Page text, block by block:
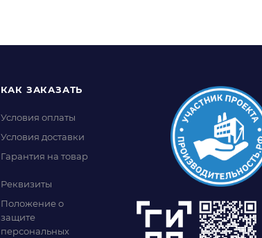
КАК ЗАКАЗАТЬ
Условия оплаты
Условия доставки
Гарантия на товар
Реквизиты
Положение о
защите
персональных